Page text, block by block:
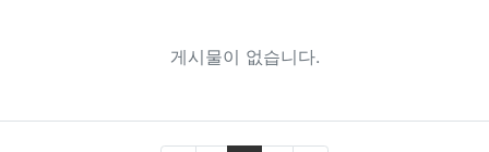
게시물이 없습니다.